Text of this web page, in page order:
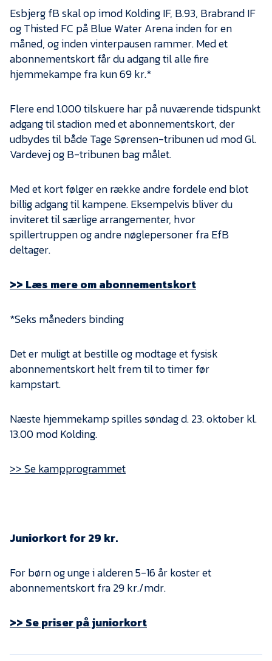
Blue Water Arena
Aktionærinformation
Kontakt
Job i EfB
Esbjerg fB skal op imod Kolding IF, B.93, Brabrand IF
og Thisted FC på Blue Water Arena inden for en
måned, og inden vinterpausen rammer. Med et
abonnementskort får du adgang til alle fire
hjemmekampe fra kun 69 kr.*
Flere end 1.000 tilskuere har på nuværende tidspunkt
adgang til stadion med et abonnementskort, der
udbydes til både Tage Sørensen-tribunen ud mod Gl.
Vardevej og B-tribunen bag målet.
Med et kort følger en række andre fordele end blot
billig adgang til kampene. Eksempelvis bliver du
inviteret til særlige arrangementer, hvor
spillertruppen og andre nøglepersoner fra EfB
deltager.
>> Læs mere om abonnementskort
*Seks måneders binding
Det er muligt at bestille og modtage et fysisk
abonnementskort helt frem til to timer før
kampstart.
Næste hjemmekamp spilles søndag d. 23. oktober kl.
13.00 mod Kolding.
>> Se kampprogrammet
Juniorkort for 29 kr.
For børn og unge i alderen 5-16 år koster et
abonnementskort fra 29 kr./mdr.
>> Se priser på juniorkort